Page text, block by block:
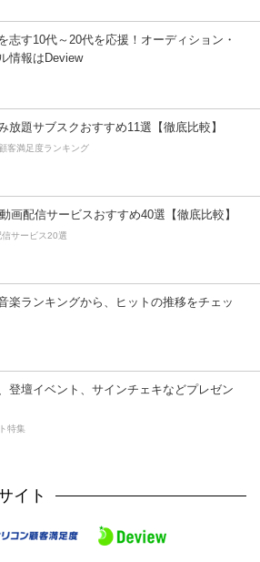
志す10代～20代を応援！オーディション・
情報はDeview
放題サブスクおすすめ11選【徹底比較】
客満足度ランキング
画配信サービスおすすめ40選【徹底比較】
サービス20選
楽ランキングから、ヒットの推移をチェッ
登壇イベント、サインチェキなどプレゼン
特集
イト